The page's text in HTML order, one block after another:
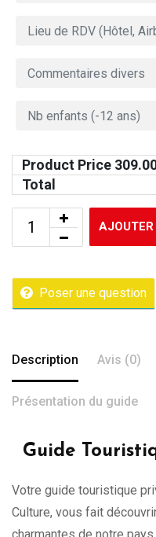
Product Price
Total
Poser une question
Description Avis (0)
Présentation du guide
Guide
Votre guide touristique
Culture, vous fait